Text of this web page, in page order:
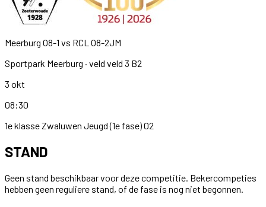
Meerburg O8-1 vs RCL O8-2JM
Sportpark Meerburg · veld veld 3 B2
3 okt
08:30
1e klasse Zwaluwen Jeugd (1e fase) 02
STAND
Geen stand beschikbaar voor deze competitie. Bekercompeties
hebben geen reguliere stand, of de fase is nog niet begonnen.